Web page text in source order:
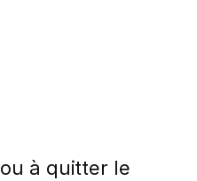
ou à quitter le